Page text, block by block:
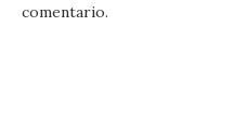
comentario.